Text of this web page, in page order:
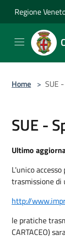
Regione
Home > SUE
SUE -
Ultimo
L'unico
trasmissione di
http://
le pratiche
CARTACEO)